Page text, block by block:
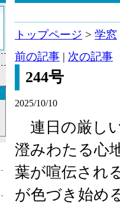
トップページ > 学窓
前の記事 | 次の記事
244号
2025/10/10
連日の厳し
澄みわたる心
葉が喧伝され
が色づき始め